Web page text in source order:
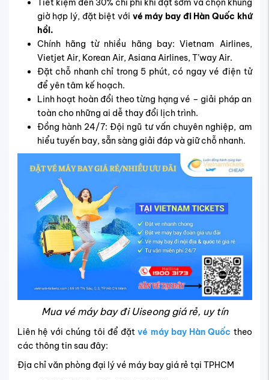
giờ hợp lý, đặt biệt với vé máy bay đi Hàn Quốc khứ
hồi.
Chính hãng từ nhiều hãng bay: Vietnam Airlines,
Vietjet Air, Korean Air, Asiana Airlines, T’way Air.
Đặt chỗ nhanh chỉ trong 5 phút, có ngay vé điện tử
để yên tâm kế hoạch.
Linh hoạt hoàn đổi theo từng hạng vé – giải pháp an
toàn cho những ai dễ thay đổi lịch trình.
Đồng hành 24/7: Đội ngũ tư vấn chuyên nghiệp, am
hiểu tuyến bay, sẵn sàng giải đáp và giữ chỗ nhanh.
Mua vé máy bay đi Uiseong giá rẻ, uy tín
Liên hệ với chúng tôi để đặtvé máy bay Hàn Quốc theo
các thông tin sau đây:
Địa chỉ văn phòng đại lý vé máy bay giá rẻ tại TPHCM